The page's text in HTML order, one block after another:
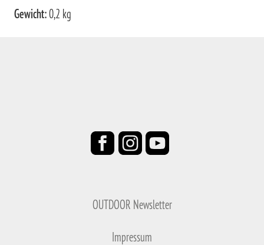
Gewicht:0,2 kg
OUTDOOR Newsletter
Impressum